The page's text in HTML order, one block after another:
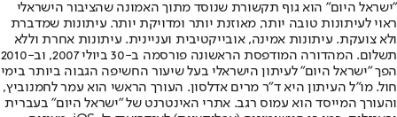
"ישראל היום" הוא גוף תקשורת שנוסד מתוך האמונה שהציבור הישראלי
ראוי לעיתונות טובה יותר, מאוזנת יותר ומדויקת יותר. עיתונות שמדברת
ולא צועקת. עיתונות אמינה, אובייקטיבית ועניינית. עיתונות אחרת וללא
תשלום. המהדורה המודפסת הראשונה פורסמה ב-30 ביולי 2007, וב-2010
הפך "ישראל היום" לעיתון הישראלי בעל שיעור החשיפה הגבוה ביותר בימי
חול. מו"ל העיתון היא ד"ר מרים אדלסון. העורך הראשי הוא עמר לחמנוביץ,
והעורך המייסד הוא עמוס רגב. אתרי האינטרנט של "ישראל היום" בעברית